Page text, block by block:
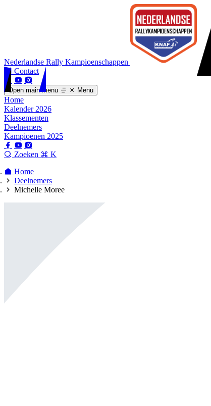
Nederlandse Rally Kampioenschappen
Contact
Open main menu Menu
Home
Kalender 2026
Klassementen
Deelnemers
Kampioenen 2025
Zoeken
K
Home
Deelnemers
Michelle Moree